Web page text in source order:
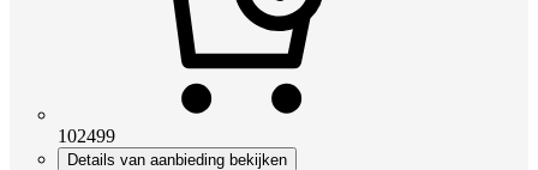
102499
Details van aanbieding bekijken